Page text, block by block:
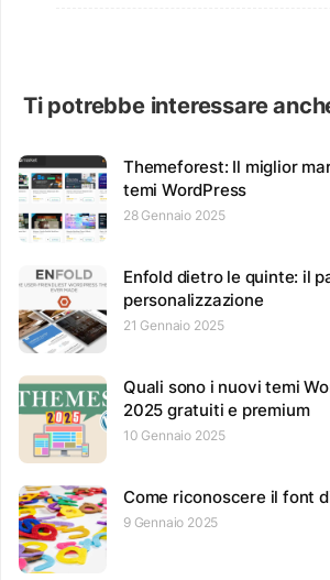
Ti potrebbe interessare
Themeforest: Il miglior
temi WordPress
28 Gennaio 2025
Enfold dietro le quinte: il
personalizzazione
21 Gennaio 2025
Quali sono i nuovi temi
2025 gratuiti e premium
10 Gennaio 2025
Come riconoscere il font
9 Gennaio 2025